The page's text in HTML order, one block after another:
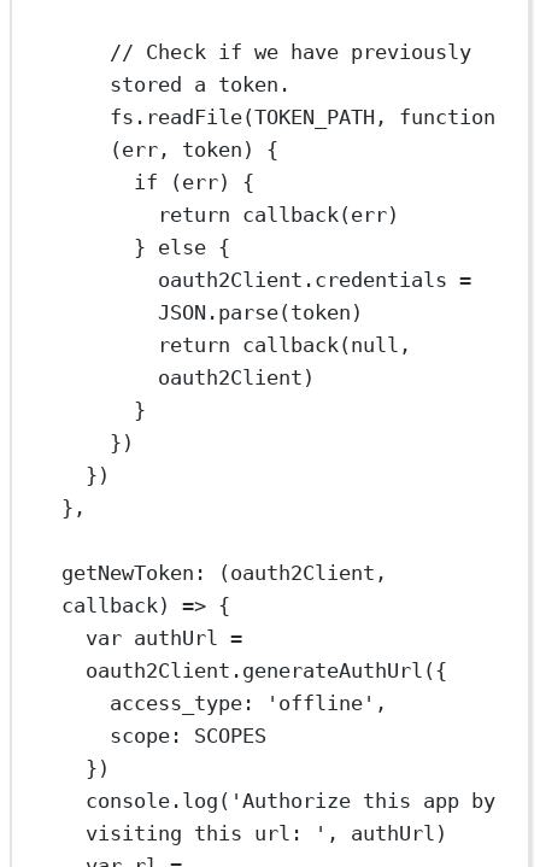
// Check if we have previously
stored a token.
fs. readFile(TOKEN_PATH , function
(err , token ) {
if (err) {
return callback (err)
} else {
oauth2Client.credentials =
JSON . parse(token)
return callback (null ,
oauth2Client)
}
})
})
},
getNewToken : (oauth2Client
callback ) => {
var authUrl =
oauth2Client. generateAuthUrl ({
access_type:
'offline' ,
scope: SCOPES
})
console. log ( 'Authorize this app by
visiting this url: ' , authUrl)